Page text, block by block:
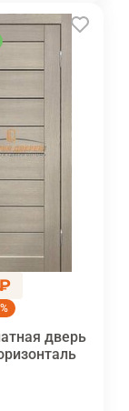
дверь